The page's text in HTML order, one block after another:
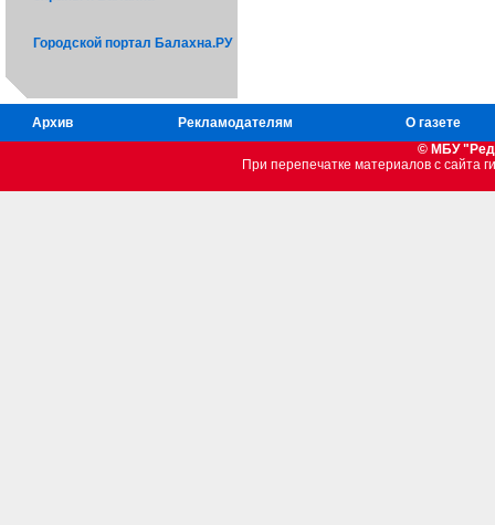
Городской портал Балахна.РУ
Архив Рекламодателям
О газете
© МБУ
При перепечатке материалов c сайта